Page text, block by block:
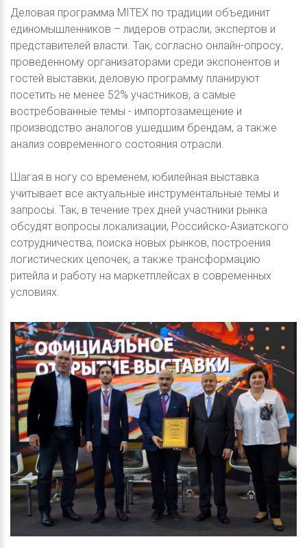
Деловая программа MITEX по традиции объединит
единомышленников – лидеров отрасли, экспертов и
представителей власти. Так, согласно онлайн-опросу,
проведенному организаторами среди экспонентов и
гостей выставки, деловую программу планируют
посетить не менее 52% участников, а самые
востребованные темы - импортозамещение и
производство аналогов ушедшим брендам, а также
анализ современного состояния отрасли.
Шагая в ногу со временем, юбилейная выставка
учитывает все актуальные инструментальные темы и
запросы. Так, в течение трех дней участники рынка
обсудят вопросы локализации, Российско-Азиатского
сотрудничества, поиска новых рынков, построения
логистических цепочек, а также трансформацию
ритейла и работу на маркетплейсах в современных
условиях.